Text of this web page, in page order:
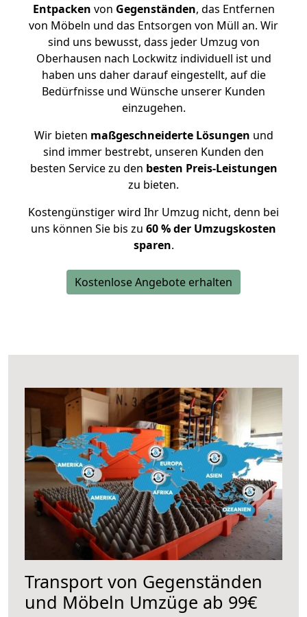
Entpacken von Gegenständen, das Entfernen
von Möbeln und das Entsorgen von Müll an. Wir
sind uns bewusst, dass jeder Umzug von
Oberhausen nach Lockwitz individuell ist und
haben uns daher darauf eingestellt, auf die
Bedürfnisse und Wünsche unserer Kunden
einzugehen.
Wir bieten maßgeschneiderte Lösungen und
sind immer bestrebt, unseren Kunden den
besten Service zu den besten Preis-Leistungen
zu bieten.
Kostengünstiger wird Ihr Umzug nicht, denn bei
uns können Sie bis zu 60 % der Umzugskosten
sparen.
Kostenlose Angebote erhalten
Transport von Gegenständen
und Möbeln Umzüge ab 99€